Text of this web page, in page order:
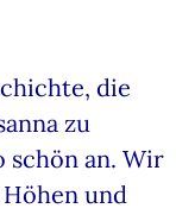
die
zu
schön an. Wir
und